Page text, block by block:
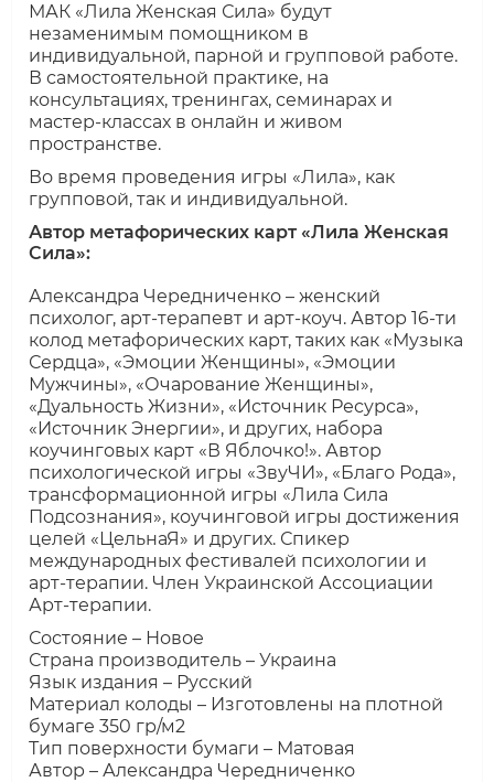
МАК «Лила Женская Сила» будут
незаменимым помощником в
индивидуальной, парной и групповой работе.
В самостоятельной практике, на
консультациях, тренингах, семинарах и
мастер-классах в онлайн и живом
пространстве.
Во время проведения игры «Лила», как
групповой, так и индивидуальной.
Автор метафорических карт «Лила Женская
Сила»:
Александра Чередниченко – женский
психолог, арт-терапевт и арт-коуч. Автор 16-ти
колод метафорических карт, таких как «Музыка
Сердца», «Эмоции Женщины», «Эмоции
Мужчины», «Очарование Женщины»,
«Дуальность Жизни», «Источник Ресурса»,
«Источник Энергии», и других, набора
коучинговых карт «В Яблочко!». Автор
психологической игры «ЗвуЧИ», «Благо Рода»,
трансформационной игры «Лила Сила
Подсознания», коучинговой игры достижения
целей «ЦельнаЯ» и других. Спикер
международных фестивалей психологии и
арт-терапии. Член Украинской Ассоциации
Арт-терапии.
Состояние – Новое
Страна производитель – Украина
Язык издания – Русский
Материал колоды – Изготовлены на плотной
бумаге 350 гр/м2
Тип поверхности бумаги – Матовая
Автор – Александра Чередниченко